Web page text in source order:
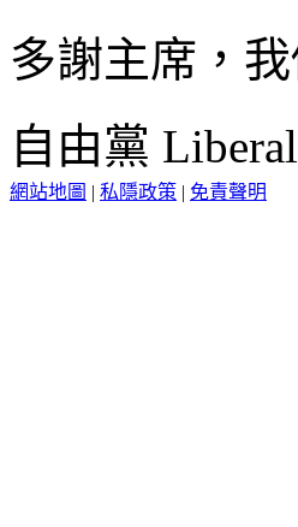
多謝主席，
自由黨
網站地圖 | 私隱政策 | 免責聲明